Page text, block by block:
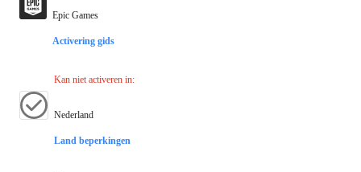
Epic Games
Activering gids
Kan niet activeren in:
Nederland
Land beperkingen